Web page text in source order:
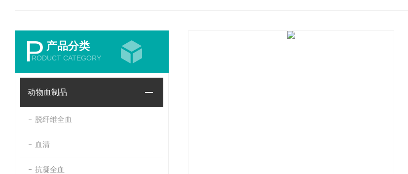
P 产品分类
RODUCT CATEGORY
动物血制品
脱纤维全血
血清
抗凝全血